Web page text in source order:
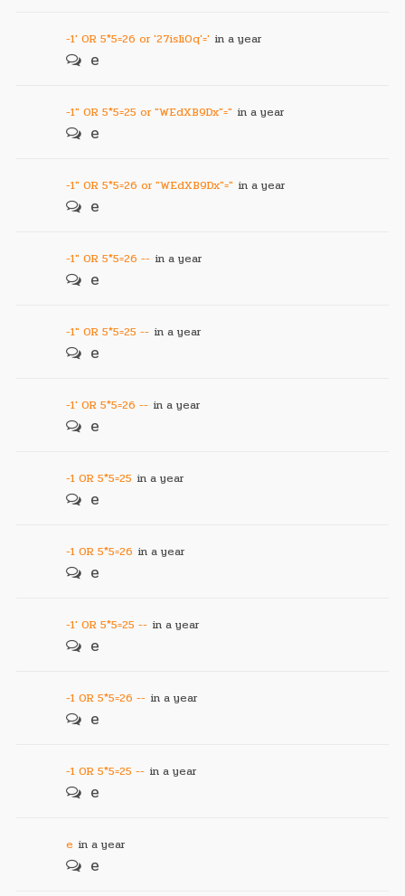
-1' OR 5*5=26 or '27isIiOq'=' in a year
e
-1" OR 5*5=25 or "WEdXB9Dx"=" in a year
e
-1" OR 5*5=26 or "WEdXB9Dx"=" in a year
e
-1" OR 5*5=26 -- in a year
e
-1" OR 5*5=25 -- in a year
e
-1' OR 5*5=26 -- in a year
e
-1 OR 5*5=25 in a year
e
-1 OR 5*5=26 in a year
e
-1' OR 5*5=25 -- in a year
e
-1 OR 5*5=26 -- in a year
e
-1 OR 5*5=25 -- in a year
e
e in a year
e